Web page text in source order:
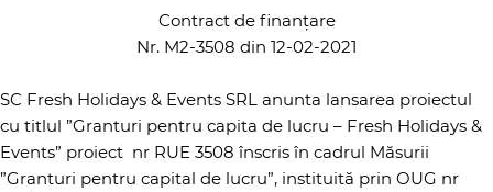
Contract de finanțare
Nr. M2-3508 din 12-02-2021
SC Fresh Holidays & Events SRL anunta lansarea proiectul
cu titlul ”Granturi pentru capita de lucru – Fresh Holidays &
Events” proiect nr RUE 3508 înscris în cadrul Măsurii
”Granturi pentru capital de lucru”, instituită prin OUG nr